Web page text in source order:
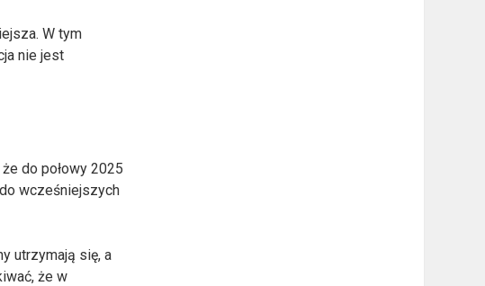
W tym
nie jest
do połowy 2025
wcześniejszych
utrzymają się, a
że w